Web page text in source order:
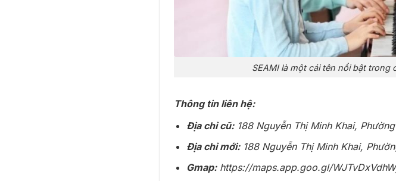
SEAMI là một cái tên nổi bật trong
Thông tin liên hệ:
Địa chỉ cũ:188 Nguyễn Thị Minh Khai,
Địa chỉ mới:188 Nguyễn Thị Minh Khai,
Gmap:https://maps.app.goo.gl/